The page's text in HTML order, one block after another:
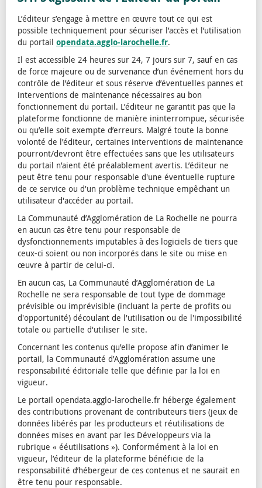
L’éditeur s’engage à mettre en œuvre tout ce qui est
possible techniquement pour sécuriser l’accès et l’utilisation
du portail opendata.agglo-larochelle.fr.
Il est accessible 24 heures sur 24, 7 jours sur 7, sauf en cas
de force majeure ou de survenance d’un événement hors du
contrôle de l’éditeur et sous réserve d’éventuelles pannes et
interventions de maintenance nécessaires au bon
fonctionnement du portail. L’éditeur ne garantit pas que la
plateforme fonctionne de manière ininterrompue, sécurisée
ou qu’elle soit exempte d’erreurs. Malgré toute la bonne
volonté de l’éditeur, certaines interventions de maintenance
pourront/devront être effectuées sans que les utilisateurs
du portail n’aient été préalablement avertis. L’éditeur ne
peut être tenu pour responsable d'une éventuelle rupture
de ce service ou d'un problème technique empêchant un
utilisateur d'accéder au portail.
La Communauté d’Agglomération de La Rochelle ne pourra
en aucun cas être tenu pour responsable de
dysfonctionnements imputables à des logiciels de tiers que
ceux-ci soient ou non incorporés dans le site ou mise en
œuvre à partir de celui-ci.
En aucun cas, La Communauté d’Agglomération de La
Rochelle ne sera responsable de tout type de dommage
prévisible ou imprévisible (incluant la perte de profits ou
d'opportunité) découlant de l'utilisation ou de l'impossibilité
totale ou partielle d'utiliser le site.
Concernant les contenus qu’elle propose afin d’animer le
portail, la Communauté d’Agglomération assume une
responsabilité éditoriale telle que définie par la loi en
vigueur.
Le portail opendata.agglo-larochelle.fr héberge également
des contributions provenant de contributeurs tiers (jeux de
données libérés par les producteurs et réutilisations de
données mises en avant par les Développeurs via la
rubrique « ééutilisations »). Conformément à la loi en
vigueur, l’éditeur de la plateforme bénéficie de la
responsabilité d’hébergeur de ces contenus et ne saurait en
être tenu pour responsable.